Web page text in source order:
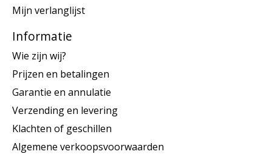
Mijn verlanglijst
Informatie
Wie zijn wij?
Prijzen en betalingen
Garantie en annulatie
Verzending en levering
Klachten of geschillen
Algemene verkoopsvoorwaarden